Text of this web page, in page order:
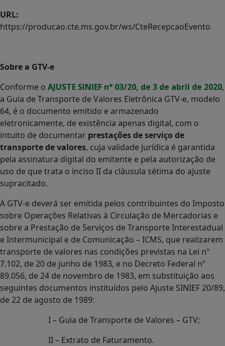
URL:
https://producao.cte.ms.gov.br/ws/CteRecepcaoEvento
Sobre a GTV-e
Conforme o AJUSTE SINIEF n° 03/20, de 3 de abril de 2020,
a Guia de Transporte de Valores Eletrônica GTV-e, modelo
64, é o documento emitido e armazenado
eletronicamente, de existência apenas digital, com o
intuito de documentar prestações de serviço de
transporte de valores, cuja validade jurídica é garantida
pela assinatura digital do emitente e pela autorização de
uso de que trata o inciso II da cláusula sétima do ajuste
supracitado.
A GTV-e deverá ser emitida pelos contribuintes do Imposto
sobre Operações Relativas à Circulação de Mercadorias e
sobre a Prestação de Serviços de Transporte Interestadual
e Intermunicipal e de Comunicação – ICMS, que realizarem
transporte de valores nas condições previstas na Lei nº
7.102, de 20 de junho de 1983, e no Decreto Federal nº
89.056, de 24 de novembro de 1983, em substituição aos
seguintes documentos instituídos pelo Ajuste SINIEF 20/89,
de 22 de agosto de 1989:
I – Guia de Transporte de Valores – GTV;
II – Extrato de Faturamento.